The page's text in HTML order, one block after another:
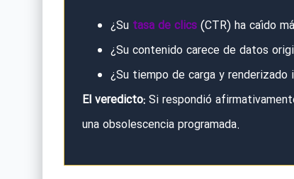
¿Su tasa de clics(CTR) ha caído
¿Su contenido carece de datos
¿Su tiempo de carga y
El veredicto:Si respondió
una obsolescencia programada.